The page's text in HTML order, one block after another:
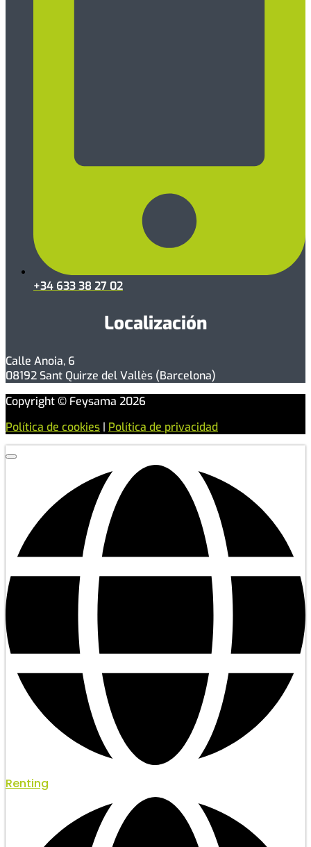
+34 633 38 27 02
Localización
Calle Anoia, 6
08192 Sant Quirze del Vallès (Barcelona)
Copyright © Feysama 2026
Política de cookies | Política de privacidad
Renting